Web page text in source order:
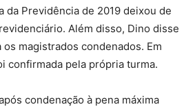
da Previdência de 2019 deixou de
Além disso, Dino disse
magistrados condenados. Em
confirmada pela própria turma.
condenação à pena máxima